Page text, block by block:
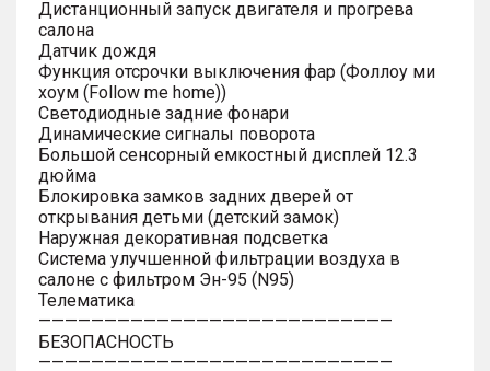
Дистанционный запуск двигателя и прогрева
салона
Датчик дождя
Функция отсрочки выключения фар (Фоллоу ми
хоум (Follow me home))
Светодиодные задние фонари
Динамические сигналы поворота
Большой сенсорный емкостный дисплей 12.3
дюйма
Блокировка замков задних дверей от
открывания детьми (детский замок)
Наружная декоративная подсветка
Система улучшенной фильтрации воздуха в
салоне с фильтром Эн-95 (N95)
Телематика
———————————————————————————
БЕЗОПАСНОСТЬ
———————————————————————————